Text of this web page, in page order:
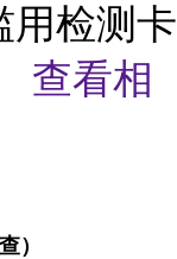
用检测卡
查看相
）